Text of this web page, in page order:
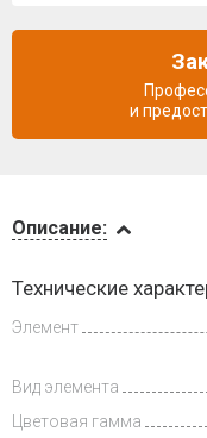
и оплата
Описание:
Технические
Элемент
Вид элемента
Цветовая гамма
и